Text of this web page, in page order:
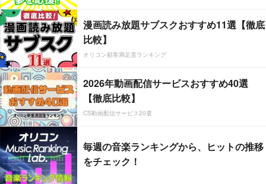
漫画読み放題サブスクおすすめ11選【徹底
比較】
オリコン顧客満足度ランキング
2026年動画配信サービスおすすめ40選
【徹底比較】
CS動画配信サービス20選
毎週の音楽ランキングから、ヒットの推移
をチェック！